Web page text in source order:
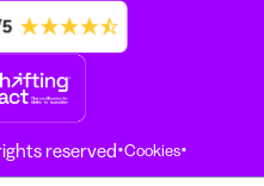
reserved·Cookies·